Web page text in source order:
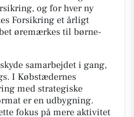
og for hver ny
Forsikring et årligt
øremærkes til børne-
samarbejdet i gang,
I Købstædernes
med strategiske
er en udbygning.
fokus på mere aktivitet